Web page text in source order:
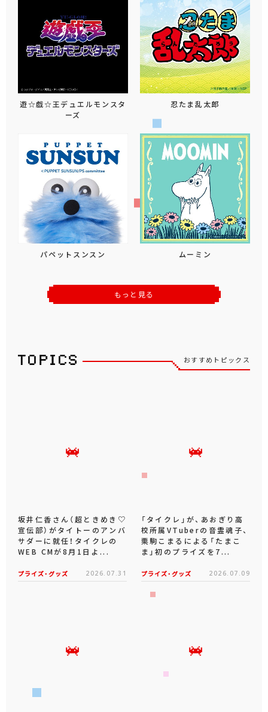
遊☆戯☆王デュエルモンスタ
ーズ
忍たま乱太郎
パペットスンスン ムーミン
もっと見る
おすすめトピックス
坂井仁香さん（超ときめき♡
宣伝部）がタイトーのアンバ
サダーに就任！タイクレの
WEB CMが8月1日よ...
プライズ・グッズ 2026.07.31
「タイクレ」が、あおぎり高
校所属VTuberの音霊魂子、
栗駒こまるによる「たまこ
ま」初のプライズを7...
プライズ・グッズ 2026.07.09